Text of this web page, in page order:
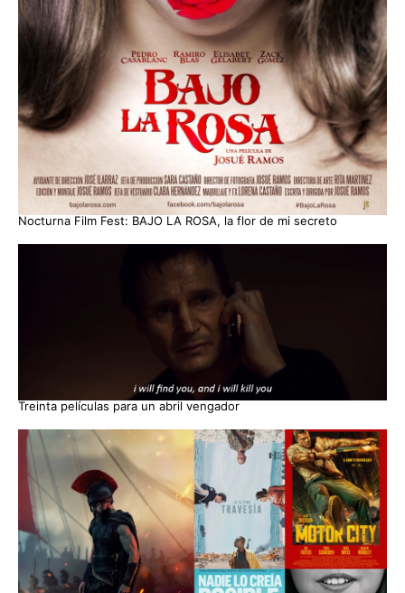
Nocturna Film Fest: BAJO LA ROSA, la flor de mi secreto
Treinta películas para un abril vengador